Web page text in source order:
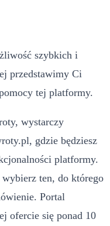
szybkich i
przedstawimy Ci
tej platformy.
wystarczy
gdzie będziesz
platformy.
ten, do którego
Portal
ofercie się ponad 10